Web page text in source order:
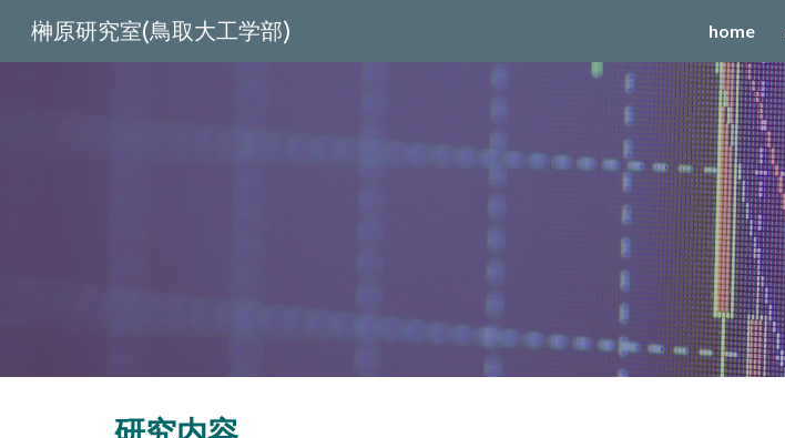
榊原研究室(鳥取大工学部) home